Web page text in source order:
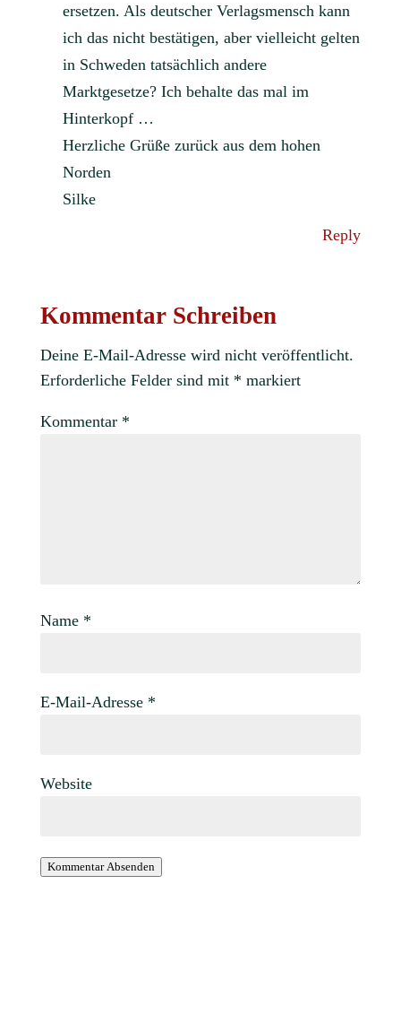
ersetzen. Als deutscher Verlagsmensch kann
ich das nicht bestätigen, aber vielleicht gelten
in Schweden tatsächlich andere
Marktgesetze? Ich behalte das mal im
Hinterkopf …
Herzliche Grüße zurück aus dem hohen
Norden
Silke
Reply
Kommentar Schreiben
Deine E-Mail-Adresse wird nicht veröffentlicht.
Erforderliche Felder sind mit * markiert
Kommentar *
Name *
E-Mail-Adresse *
Website
Kommentar Absenden